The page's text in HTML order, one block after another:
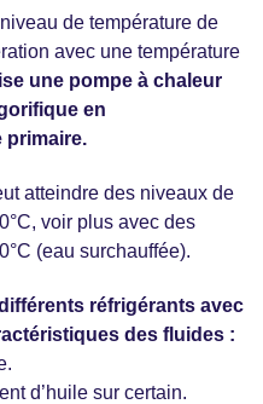
de température de
avec une température
une pompe à chaleur
en
primaire.
atteindre des niveaux de
voir plus avec des
(eau surchauffée).
réfrigérants avec
des fluides :
d’huile sur certain.